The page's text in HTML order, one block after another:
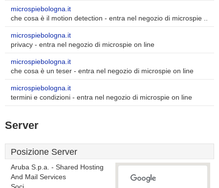
microspiebologna.it
che cosa è il motion detection - entra nel negozio di microspie ..
microspiebologna.it
privacy - entra nel negozio di microspie on line
microspiebologna.it
che cosa è un teser - entra nel negozio di microspie on line
microspiebologna.it
termini e condizioni - entra nel negozio di microspie on line
Server
Posizione Server
Aruba S.p.a. - Shared Hosting
And Mail Services